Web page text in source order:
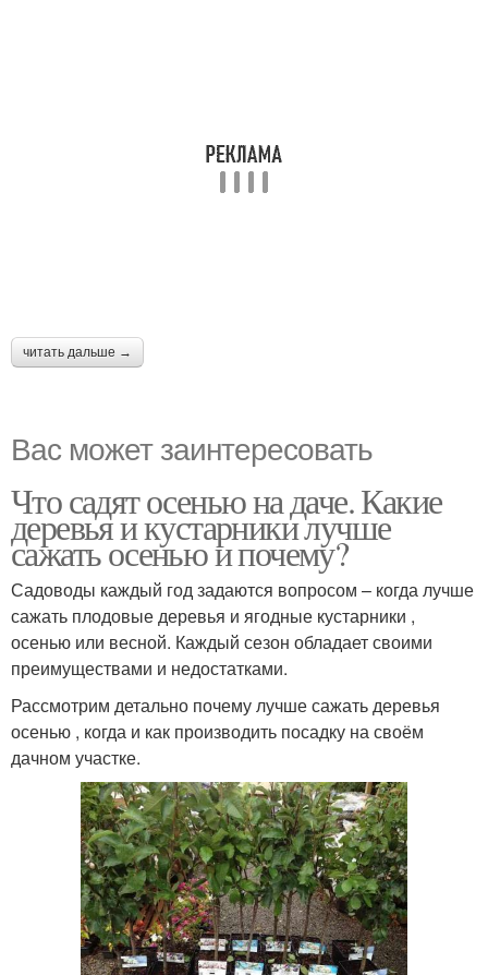
читать дальше →
Вас может заинтересовать
Что садят осенью на даче. Какие
деревья и кустарники лучше
сажать осенью и почему?
Садоводы каждый год задаются вопросом – когда лучше
сажать плодовые деревья и ягодные кустарники ,
осенью или весной. Каждый сезон обладает своими
преимуществами и недостатками.
Рассмотрим детально почему лучше сажать деревья
осенью , когда и как производить посадку на своём
дачном участке.